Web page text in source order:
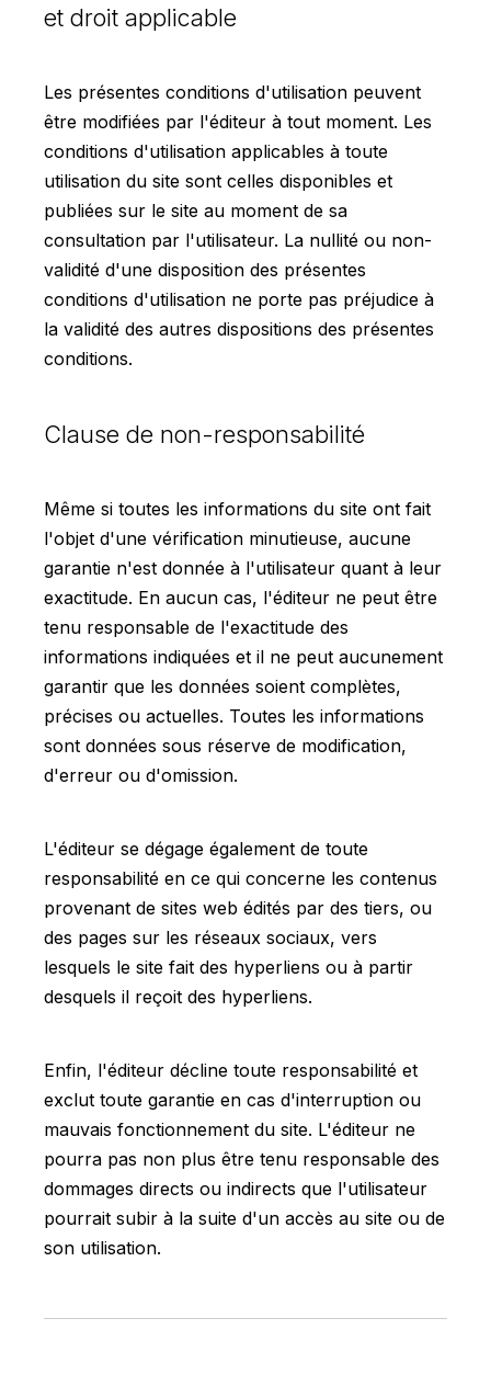
et droit applicable
Les présentes conditions d'utilisation peuvent
être modifiées par l'éditeur à tout moment. Les
conditions d'utilisation applicables à toute
utilisation du site sont celles disponibles et
publiées sur le site au moment de sa
consultation par l'utilisateur. La nullité ou non-
validité d'une disposition des présentes
conditions d'utilisation ne porte pas préjudice à
la validité des autres dispositions des présentes
conditions.
Clause de non-responsabilité
Même si toutes les informations du site ont fait
l'objet d'une vérification minutieuse, aucune
garantie n'est donnée à l'utilisateur quant à leur
exactitude. En aucun cas, l'éditeur ne peut être
tenu responsable de l'exactitude des
informations indiquées et il ne peut aucunement
garantir que les données soient complètes,
précises ou actuelles. Toutes les informations
sont données sous réserve de modification,
d'erreur ou d'omission.
L'éditeur se dégage également de toute
responsabilité en ce qui concerne les contenus
provenant de sites web édités par des tiers, ou
des pages sur les réseaux sociaux, vers
lesquels le site fait des hyperliens ou à partir
desquels il reçoit des hyperliens.
Enfin, l'éditeur décline toute responsabilité et
exclut toute garantie en cas d'interruption ou
mauvais fonctionnement du site. L'éditeur ne
pourra pas non plus être tenu responsable des
dommages directs ou indirects que l'utilisateur
pourrait subir à la suite d'un accès au site ou de
son utilisation.